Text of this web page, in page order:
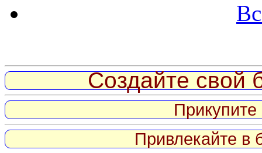
Создайте свой
Привлекайте в